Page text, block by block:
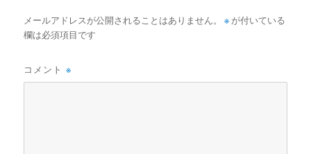
メールアドレスが公開されることはありません。 ※ が付いている
欄は必須項目です
コメント※